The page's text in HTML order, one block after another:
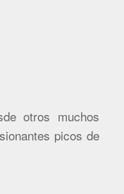
otros muchos
picos de